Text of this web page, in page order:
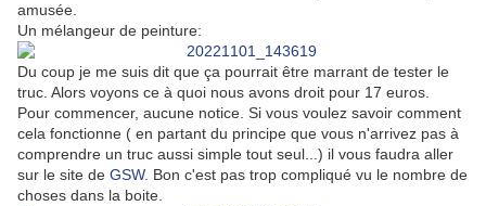
amusée.
Un mélangeur de peinture:
Du coup je me suis dit que ça pourrait être marrant de tester le
truc. Alors voyons ce à quoi nous avons droit pour 17 euros.
Pour commencer, aucune notice. Si vous voulez savoir comment
cela fonctionne ( en partant du principe que vous n'arrivez pas à
comprendre un truc aussi simple tout seul...) il vous faudra aller
sur le site de GSW. Bon c'est pas trop compliqué vu le nombre de
choses dans la boite.